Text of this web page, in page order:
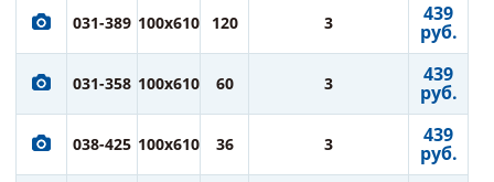
031-389 100x610 120 3 439
руб.
031-358 100x610 60 3 439
руб.
038-425 100x610 36 3 439
руб.